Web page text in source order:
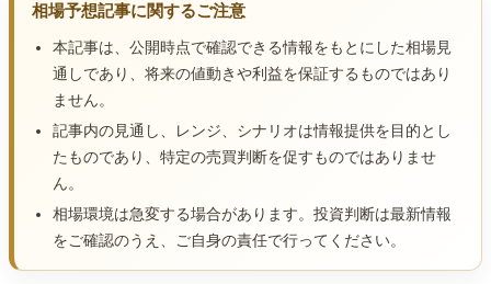
相場予想記事に関するご注意
本記事は、公開時点で確認できる情報をもとにした相場見
通しであり、将来の値動きや利益を保証するものではあり
ません。
記事内の見通し、レンジ、シナリオは情報提供を目的とし
たものであり、特定の売買判断を促すものではありませ
ん。
相場環境は急変する場合があります。投資判断は最新情報
をご確認のうえ、ご自身の責任で行ってください。